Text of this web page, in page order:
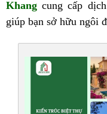
Khang cung cấp
giúp bạn sở hữu ngôi